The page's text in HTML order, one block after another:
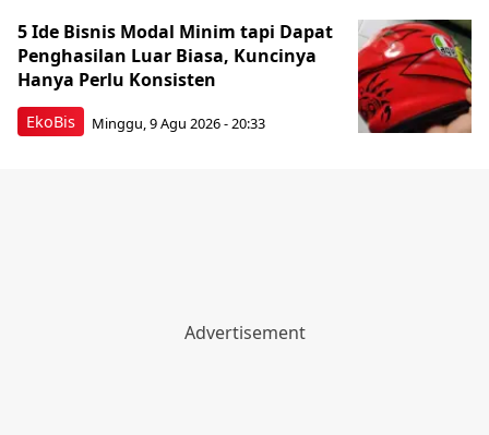
EkoBis
5 Ide Bisnis Modal Minim tapi Dapat
Penghasilan Luar Biasa, Kuncinya
Hanya Perlu Konsisten
Minggu, 9 Agu 2026 - 20:33